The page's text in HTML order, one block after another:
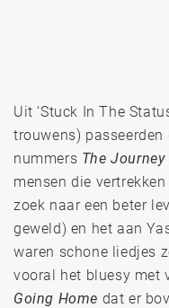
Uit ‘Stuck In The
trouwens)
nummers The
mensen die
zoek naar een beter
geweld) en het aan
waren schone liedjes
vooral het bluesy met
Going Home dat er